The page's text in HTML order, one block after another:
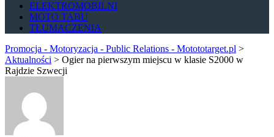
ELEKTROMOBILNI
MOTO TABU
TŁUMACZENIA
Promocja - Motoryzacja - Public Relations - Motototarget.pl >
Aktualności > Ogier na pierwszym miejscu w klasie S2000 w
Rajdzie Szwecji